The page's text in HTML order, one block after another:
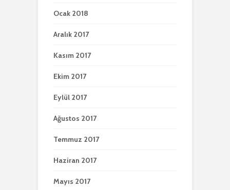
Ocak 2018
Aralık 2017
Kasım 2017
Ekim 2017
Eylül 2017
Ağustos 2017
Temmuz 2017
Haziran 2017
Mayıs 2017